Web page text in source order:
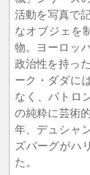
活動を写真で
なオブジェを
物。ヨーロッ
政治性を持っ
ーク・ダダに
なく、パトロ
の純粋に芸術
年、デュシャ
ズバーグがハ
た。